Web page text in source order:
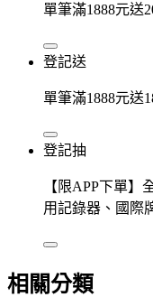
單筆滿1888元送
登記送
單筆滿1888元送
登記抽
【限APP下單】
用記錄器、國際
相關分類